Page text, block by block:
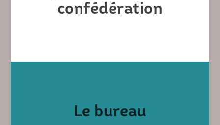
confédération
Le bureau